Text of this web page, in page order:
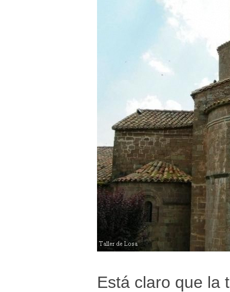
Está claro que la